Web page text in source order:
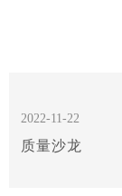
2022-11-22
质量沙龙